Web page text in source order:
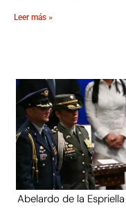
Leer más »
Abelardo de la